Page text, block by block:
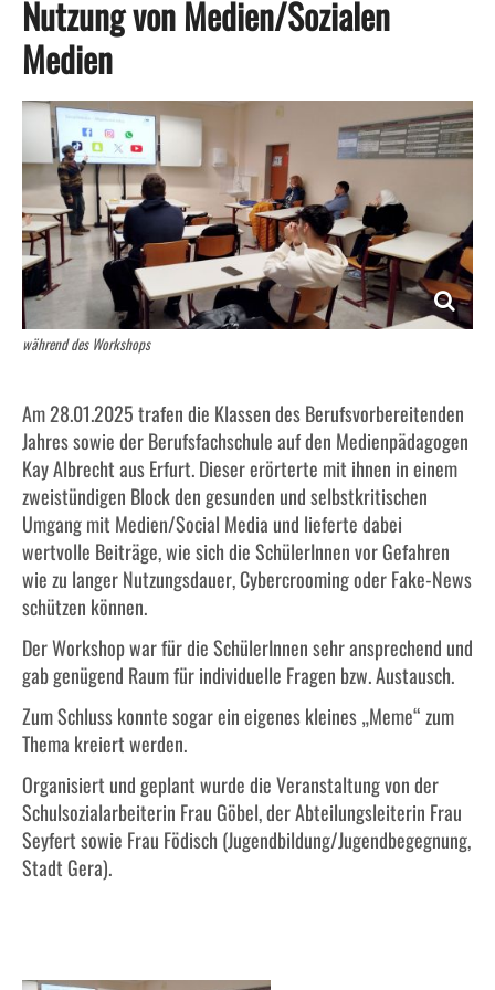
Kaufmann/ frau für Büromanagement
Kaufmann/ frau für Versicherungen und
Finanzanlagen
Rechtsanwaltsfachangestellte/r
Sozialversicherungsfachangestellte/r
Steuerfachangestellte/r
Kaufmann/ frau im Einzelhandel, Verkäufer/in
Verwaltungsfachangestellte/r
Berufsfachschule
e twinning
Partnerschaft bis 2021
Übungsfirma
Formulare
Termine
Schulsozialarbeit
Förderverein
Nutzung von Medien/Sozialen
Medien
während des Workshops
Am 28.01.2025 trafen die Klassen des Berufsvorbereitenden
Jahres sowie der Berufsfachschule auf den Medienpädagogen
Kay Albrecht aus Erfurt. Dieser erörterte mit ihnen in einem
zweistündigen Block den gesunden und selbstkritischen
Umgang mit Medien/Social Media und lieferte dabei
wertvolle Beiträge, wie sich die SchülerInnen vor Gefahren
wie zu langer Nutzungsdauer, Cybercrooming oder Fake-News
schützen können.
Der Workshop war für die SchülerInnen sehr ansprechend und
gab genügend Raum für individuelle Fragen bzw. Austausch.
Zum Schluss konnte sogar ein eigenes kleines „Meme“ zum
Thema kreiert werden.
Organisiert und geplant wurde die Veranstaltung von der
Schulsozialarbeiterin Frau Göbel, der Abteilungsleiterin Frau
Seyfert sowie Frau Födisch (Jugendbildung/Jugendbegegnung,
Stadt Gera).